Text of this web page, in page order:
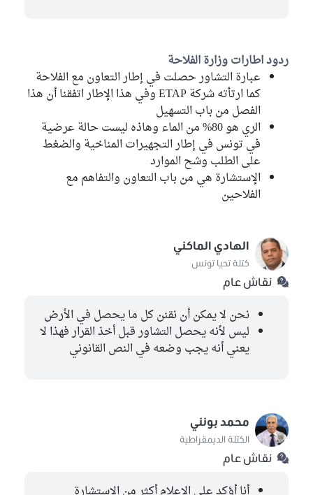
ردود اطارات وزارة الفلاحة
عبارة التشاور حصلت في إطار التعاون مع الفلاحة
كما ارتأته شركة ETAP وفي هذا الإطار اتفقنا أن هذا
الفصل من باب التسهيل
الري هو 80% من الماء وهاذه ليست حالة عرضية
في تونس في إطار التجهيرات المناخية والضغط
على الطلب وشح الموارد
الإستشارة هي من باب التعاون والتفاهم مع
الفلاحين
الهادي الماكني
كتلة تحيا تونس
نقاش عام
نحن لا يمكن أن نقنن كل ما يحصل في الأرض
ليس لأنه يحصل التشاور قبل أخذ القرار فهذا لا
يعني أنه يجب وضعه في النص القانوني
محمد بونني
الكتلة الديمقراطية
نقاش عام